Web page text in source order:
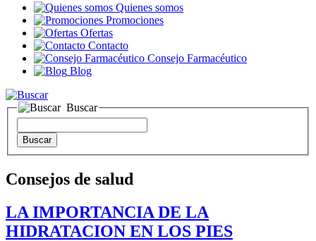
Quienes somos
Promociones
Ofertas
Contacto
Consejo Farmacéutico
Blog
Buscar
Consejos de salud
LA IMPORTANCIA DE LA
HIDRATACION EN LOS PIES